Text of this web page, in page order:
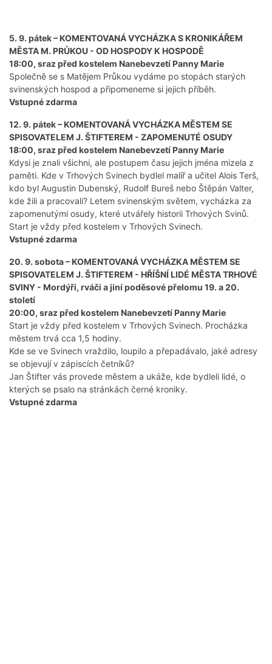
5. 9. pátek – KOMENTOVANÁ VYCHÁZKA S KRONIKÁŘEM
MĚSTA M. PRŮKOU - OD HOSPODY K HOSPODĚ
18:00, sraz před kostelem Nanebevzetí Panny Marie
Společně se s Matějem Průkou vydáme po stopách starých
svinenských hospod a připomeneme si jejich příběh.
Vstupné zdarma
12. 9. pátek – KOMENTOVANÁ VYCHÁZKA MĚSTEM SE
SPISOVATELEM J. ŠTIFTEREM - ZAPOMENUTÉ OSUDY
18:00, sraz před kostelem Nanebevzetí Panny Marie
Kdysi je znali všichni, ale postupem času jejich jména mizela z
paměti. Kde v Trhových Svinech bydlel malíř a učitel Alois Terš,
kdo byl Augustin Dubenský, Rudolf Bureš nebo Štěpán Valter,
kde žili a pracovali? Letem svinenským světem, vycházka za
zapomenutými osudy, které utvářely historii Trhových Svinů.
Start je vždy před kostelem v Trhových Svinech.
Vstupné zdarma
20. 9. sobota – KOMENTOVANÁ VYCHÁZKA MĚSTEM SE
SPISOVATELEM J. ŠTIFTEREM - HŘÍŠNÍ LIDÉ MĚSTA TRHOVÉ
SVINY - Mordýři, rváči a jiní poděsové přelomu 19. a 20.
století
20:00, sraz před kostelem Nanebevzetí Panny Marie
Start je vždy před kostelem v Trhových Svinech. Procházka
městem trvá cca 1,5 hodiny.
Kde se ve Svinech vraždilo, loupilo a přepadávalo, jaké adresy
se objevují v zápiscích četníků?
Jan Štifter vás provede městem a ukáže, kde bydleli lidé, o
kterých se psalo na stránkách černé kroniky.
Vstupné zdarma